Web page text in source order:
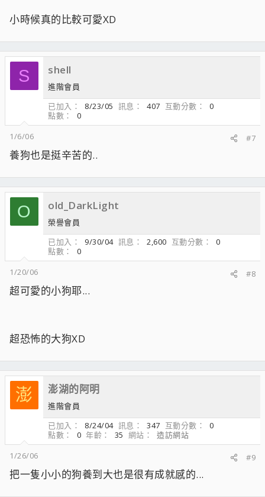
小時候真的比較可愛XD
S shell
進階會員
已加入
8/23/05 訊息 407 互動分數
0
點數
0
1/6/06
#7
養狗也是挺辛苦的..
O old_DarkLight
榮譽會員
已加入
9/30/04 訊息 2,600 互動分數
0
點數
0
1/20/06
#8
超可愛的小狗耶...
超恐怖的大狗XD
澎 澎湖的阿明
進階會員
已加入
8/24/04 訊息 347 互動分數
0
點數
0 年齡 35 網站
造訪網站
1/26/06
#9
把一隻小小的狗養到大也是很有成就感的...